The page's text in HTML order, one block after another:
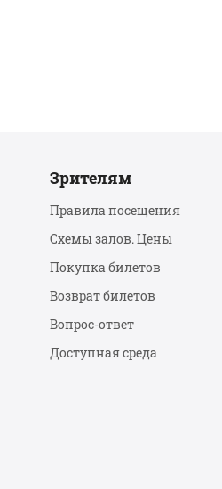
Зрителям
Правила посещения
Схемы залов. Цены
Покупка билетов
Возврат билетов
Вопрос-ответ
Доступная среда